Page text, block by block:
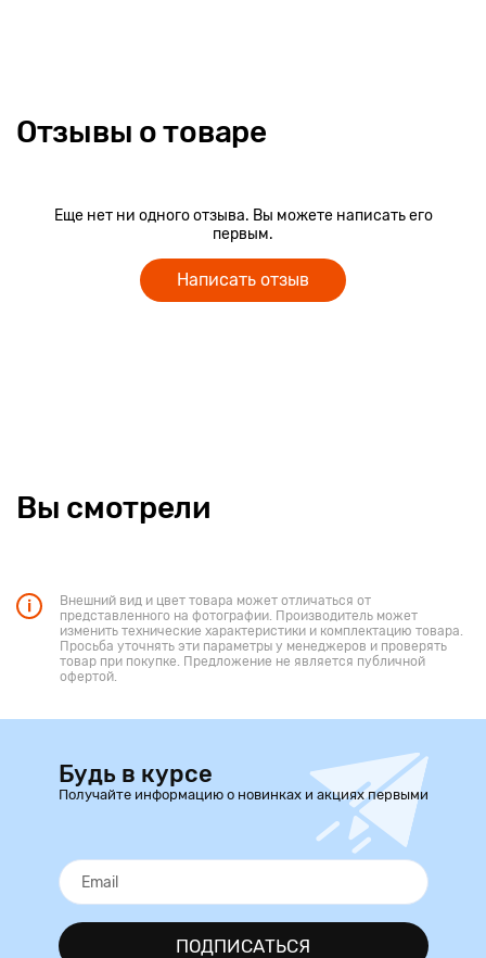
Отзывы о товаре
Еще нет ни одного отзыва. Вы можете написать его
первым.
Написать отзыв
Вы смотрели
Внешний вид и цвет товара может отличаться от
представленного на фотографии. Производитель может
изменить технические характеристики и комплектацию товара.
Просьба уточнять эти параметры у менеджеров и проверять
товар при покупке. Предложение не является публичной
офертой.
Будь в курсе
Получайте информацию о новинках и акциях первыми
ПОДПИСАТЬСЯ